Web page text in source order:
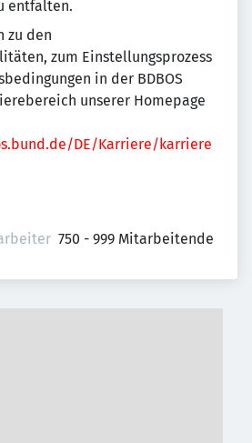
entfalten.
zu den
zum Einstellungsprozess
in der BDBOS
unserer Homepage
DE/Karriere/karriere
750 - 999 Mitarbeitende